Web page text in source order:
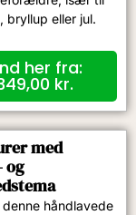
bryllup eller jul.
her fra:
kr.
med
og
håndlavede